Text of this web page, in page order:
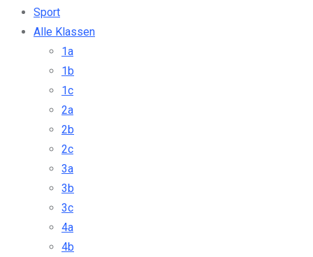
Sport
Alle Klassen
1a
1b
1c
2a
2b
2c
3a
3b
3c
4a
4b